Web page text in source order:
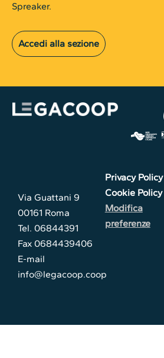
Spreaker.
Accedi alla sezione
Via Guattani 9
00161 Roma
Tel. 06844391
Fax 0684439406
E-mail
info@legacoop.coop
Privacy Policy
Cookie Policy
Modifica
preferenze